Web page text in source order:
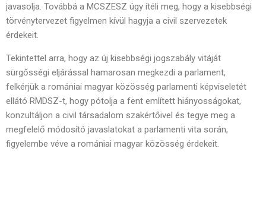
javasolja. Továbbá a MCSZESZ úgy ítéli meg, hogy a kisebbségi
törvénytervezet figyelmen kívül hagyja a civil szervezetek
érdekeit.
Tekintettel arra, hogy az új kisebbségi jogszabály vitáját
sürgősségi eljárással hamarosan megkezdi a parlament,
felkérjük a romániai magyar közösség parlamenti képviseletét
ellátó RMDSZ-t, hogy pótolja a fent említett hiányosságokat,
konzultáljon a civil társadalom szakértőivel és tegye meg a
megfelelő módosító javaslatokat a parlamenti vita során,
figyelembe véve a romániai magyar közösség érdekeit.